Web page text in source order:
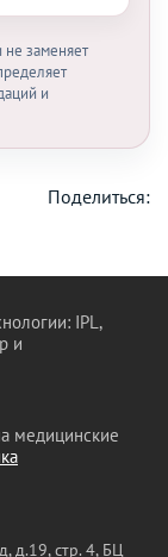
заменяет
и
Поделиться:
IPL,
и
медицинские
д.19, стр. 4, БЦ